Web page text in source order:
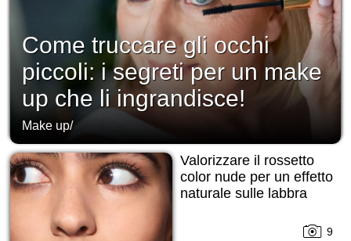
Come truccare gli occhi
piccoli: i segreti per un make
up che li ingrandisce!
Make up/
Valorizzare il rossetto
color nude per un effetto
naturale sulle labbra
9